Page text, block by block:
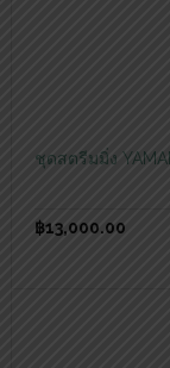
ชุดสตรีมมิ่ง
฿13,000.00